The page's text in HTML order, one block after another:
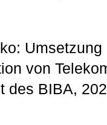
von
des BIBA,